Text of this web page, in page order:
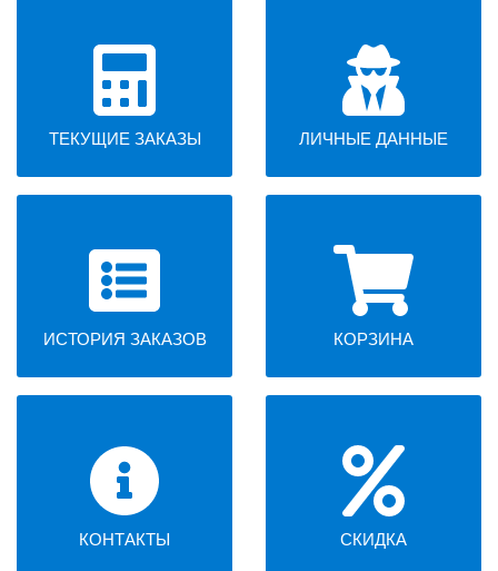
ТЕКУЩИЕ ЗАКАЗЫ ЛИЧНЫЕ ДАННЫЕ
ИСТОРИЯ ЗАКАЗОВ КОРЗИНА
КОНТАКТЫ СКИДКА